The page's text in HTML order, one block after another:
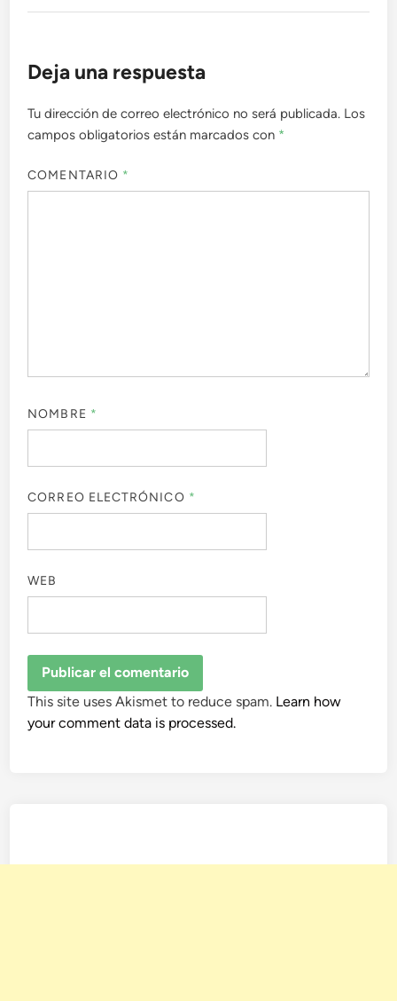
Deja una respuesta
Tu dirección de correo electrónico no será publicada. Los
campos obligatorios están marcados con *
COMENTARIO *
NOMBRE *
CORREO ELECTRÓNICO *
WEB
This site uses Akismet to reduce spam. Learn how
your comment data is processed.